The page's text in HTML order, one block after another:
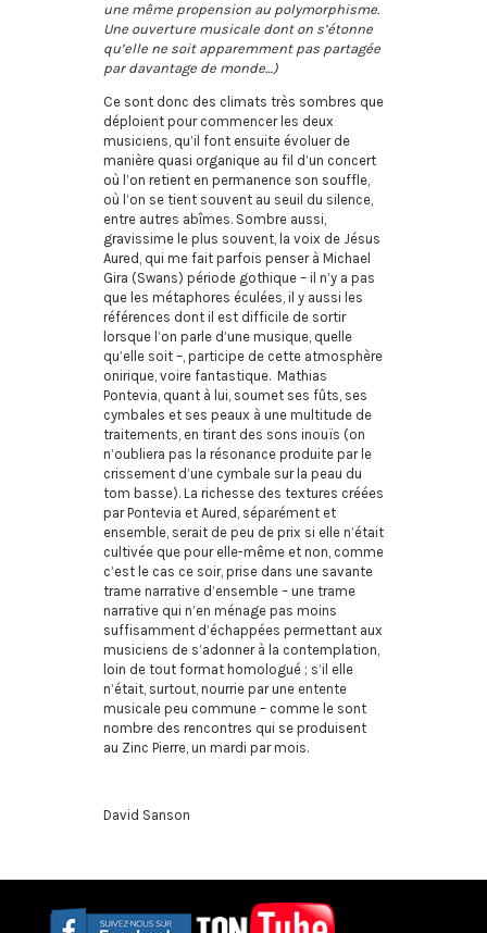
une même propension au polymorphisme.
Une ouverture musicale dont on s’étonne
qu’elle ne soit apparemment pas partagée
par davantage de monde…)
Ce sont donc des climats très sombres que
déploient pour commencer les deux
musiciens, qu’il font ensuite évoluer de
manière quasi organique au fil d’un concert
où l’on retient en permanence son souffle,
où l’on se tient souvent au seuil du silence,
entre autres abîmes. Sombre aussi,
gravissime le plus souvent, la voix de Jésus
Aured, qui me fait parfois penser à Michael
Gira (Swans) période gothique – il n’y a pas
que les métaphores éculées, il y aussi les
références dont il est difficile de sortir
lorsque l’on parle d’une musique, quelle
qu’elle soit –, participe de cette atmosphère
onirique, voire fantastique. Mathias
Pontevia, quant à lui, soumet ses fûts, ses
cymbales et ses peaux à une multitude de
traitements, en tirant des sons inouïs (on
n’oubliera pas la résonance produite par le
crissement d’une cymbale sur la peau du
tom basse). La richesse des textures créées
par Pontevia et Aured, séparément et
ensemble, serait de peu de prix si elle n’était
cultivée que pour elle-même et non, comme
c’est le cas ce soir, prise dans une savante
trame narrative d’ensemble – une trame
narrative qui n’en ménage pas moins
suffisamment d’échappées permettant aux
musiciens de s’adonner à la contemplation,
loin de tout format homologué ; s’il elle
n’était, surtout, nourrie par une entente
musicale peu commune – comme le sont
nombre des rencontres qui se produisent
au Zinc Pierre, un mardi par mois.
David Sanson